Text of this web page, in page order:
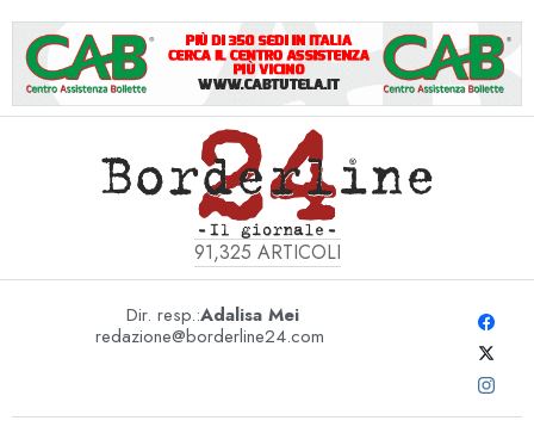
91,325 ARTICOLI
Dir. resp.:Adalisa Mei
redazione@borderline24.com